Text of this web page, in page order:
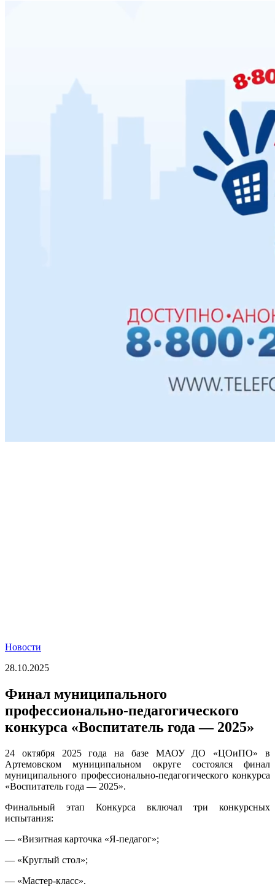
Новости
28.10.2025
Финал муниципального
профессионально-педагогического
конкурса «Воспитатель года — 2025»
24 октября 2025 года на базе МАОУ ДО «ЦОиПО» в
Артемовском муниципальном округе состоялся финал
муниципального профессионально-педагогического конкурса
«Воспитатель года — 2025».
Финальный этап Конкурса включал три конкурсных
испытания:
— «Визитная карточка «Я-педагог»;
— «Круглый стол»;
— «Мастер-класс».